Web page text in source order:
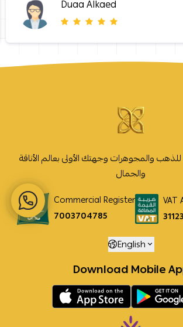
Duaa Alkaed
والمجوهرات وجهتك الأولى بعالم الأناقة
والجمال
Commercial Register
7003704785
VAT
English
Download Mobile